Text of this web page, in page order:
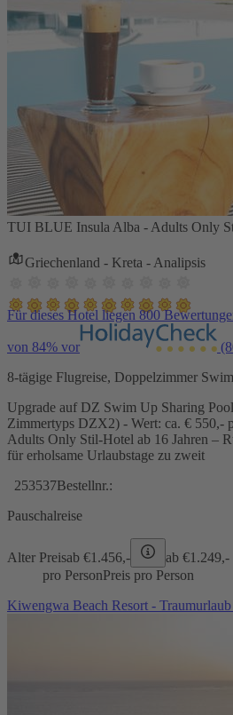
TUI BLUE Insula Alba - Adults Only
Griechenland - Kreta - Analipsis
Für dieses Hotel liegen 800
von 84% vor
8-tägige Flugreise, Doppelzimmer
Upgrade auf DZ Swim Up Sharing
Zimmertyps DZX2) - Wert: ca. € 550,-
Adults Only Stil-Hotel ab 16 Jahren –
für erholsame Urlaubstage zu zweit
253537Bestellnr.:
Pauschalreise
Alter Preisab €1.456,- ab €1.249,-
pro PersonPreis pro Person
Kiwengwa Beach Resort -